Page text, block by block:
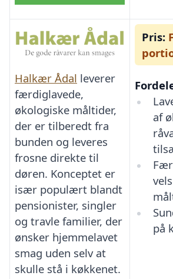
Halkær Ådal leverer
færdiglavede,
økologiske måltider,
der er tilberedt fra
bunden og leveres
frosne direkte til
døren. Konceptet er
især populært blandt
pensionister, singler
og travle familier, der
ønsker hjemmelavet
smag uden selv at
skulle stå i køkkenet.
Pris:
af
på